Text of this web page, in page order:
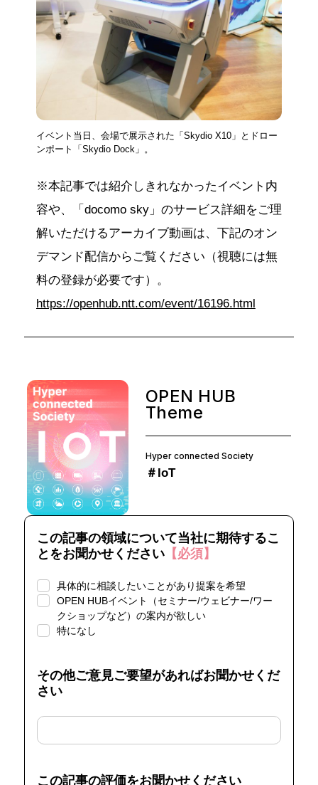
イベント当日、会場で展示された「Skydio X10」とドロー
ンポート「Skydio Dock」。
※本記事では紹介しきれなかったイベント内
容や、「docomo sky」のサービス詳細をご理
解いただけるアーカイブ動画は、下記のオン
デマンド配信からご覧ください（視聴には無
料の登録が必要です）。
https://openhub.ntt.com/event/16196.html
OPEN HUB
Theme
Hyper connected Society
＃IoT
この記事の領域について当社に期待するこ
とをお聞かせください【必須】
具体的に相談したいことがあり提案を希望
OPEN HUBイベント（セミナー/ウェビナー/ワー
クショップなど）の案内が欲しい
特になし
その他ご意見ご要望があればお聞かせくだ
さい
この記事の評価をお聞かせください